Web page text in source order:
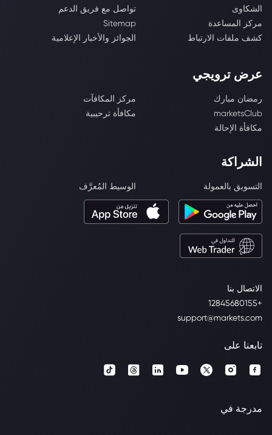
الاتصال بنا
+12845680155
support@markets.com
الشكاوى
تواصل مع فريق الدعم
مركز المساعدة
Sitemap
كشف ملفات الارتباط
الجوائز والأخبار الإعلامية
عرض ترويجي
رمضان مبارك
مركز المكافآت
marketsClub
مكافأة ترحيبية
مكافأة الإحالة
الشراكة
التسويق بالعمولة الوسيط المُعرَّف
تابعنا على
مدرجة في